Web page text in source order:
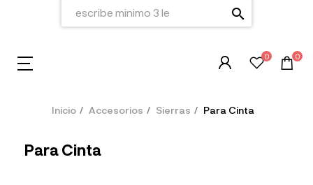
search
0 0
Inicio Accesorios Sierras Para Cinta
Para Cinta